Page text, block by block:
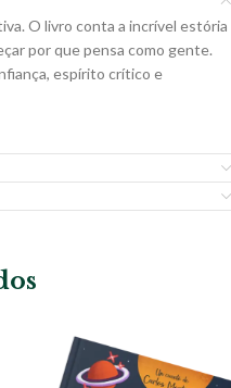
O livro conta a incrível estória
por que pensa como gente.
espírito crítico e